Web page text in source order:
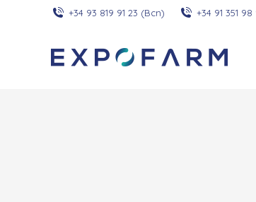
+34 93 819 91 23 (Bcn) +34 91 351